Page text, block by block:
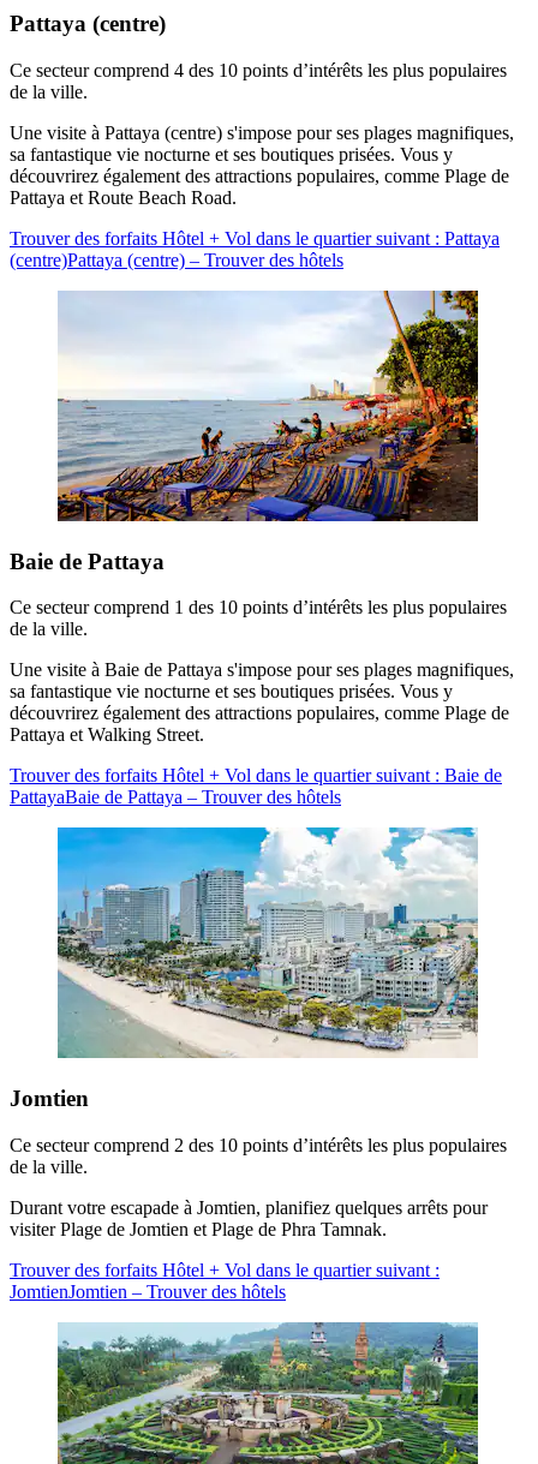
Pattaya (centre)
Ce secteur comprend 4 des 10 points d’intérêts les plus populaires
de la ville.
Une visite à Pattaya (centre) s'impose pour ses plages magnifiques,
sa fantastique vie nocturne et ses boutiques prisées. Vous y
découvrirez également des attractions populaires, comme Plage de
Pattaya et Route Beach Road.
Trouver des forfaits Hôtel + Vol dans le quartier suivant : Pattaya
(centre)Pattaya (centre) – Trouver des hôtels
Baie de Pattaya
Ce secteur comprend 1 des 10 points d’intérêts les plus populaires
de la ville.
Une visite à Baie de Pattaya s'impose pour ses plages magnifiques,
sa fantastique vie nocturne et ses boutiques prisées. Vous y
découvrirez également des attractions populaires, comme Plage de
Pattaya et Walking Street.
Trouver des forfaits Hôtel + Vol dans le quartier suivant : Baie de
PattayaBaie de Pattaya – Trouver des hôtels
Jomtien
Ce secteur comprend 2 des 10 points d’intérêts les plus populaires
de la ville.
Durant votre escapade à Jomtien, planifiez quelques arrêts pour
visiter Plage de Jomtien et Plage de Phra Tamnak.
Trouver des forfaits Hôtel + Vol dans le quartier suivant :
JomtienJomtien – Trouver des hôtels